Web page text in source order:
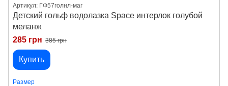
Артикул: ГФ57голнл-маг
Детский гольф водолазка Space интерлок голубой
меланж
285 грн 385 грн
Купить
Размер